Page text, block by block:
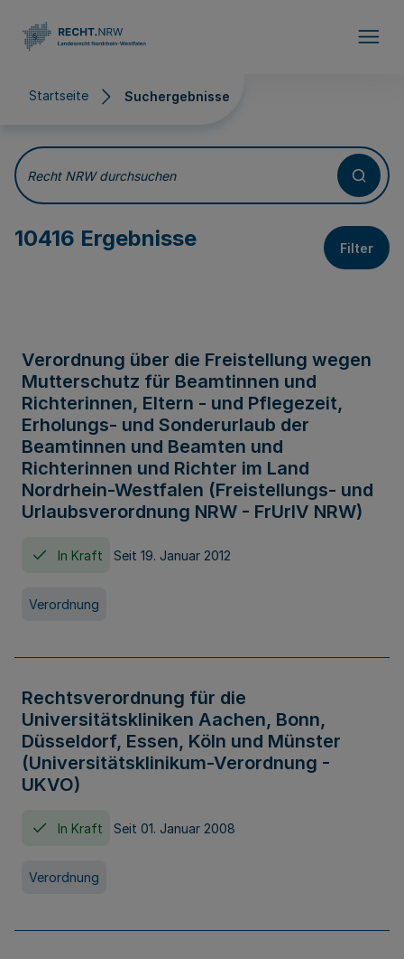
Startseite Suchergebnisse
Suchergebnisse
Recht NRW durchsuchen
10416 Ergebnisse Filter
Verordnung über die Freistellung wegen
Mutterschutz für Beamtinnen und
Richterinnen, Eltern - und Pflegezeit,
Erholungs- und Sonderurlaub der
Beamtinnen und Beamten und
Richterinnen und Richter im Land
Nordrhein-Westfalen (Freistellungs- und
Urlaubsverordnung NRW - FrUrlV NRW)
In Kraft Seit 19. Januar 2012
Verordnung
Rechtsverordnung für die
Universitätskliniken Aachen, Bonn,
Düsseldorf, Essen, Köln und Münster
(Universitätsklinikum-Verordnung -
UKVO)
In Kraft Seit 01. Januar 2008
Verordnung